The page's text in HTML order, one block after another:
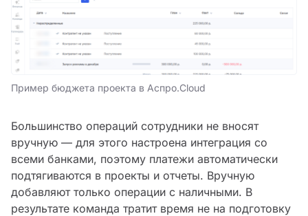
Пример бюджета проекта в Аспро.Cloud
Большинство операций сотрудники не вносят
вручную — для этого настроена интеграция со
всеми банками, поэтому платежи автоматически
подтягиваются в проекты и отчеты. Вручную
добавляют только операции с наличными. В
результате команда тратит время не на подготовку